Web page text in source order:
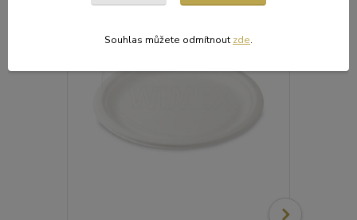
Souhlas můžete odmítnout zde.